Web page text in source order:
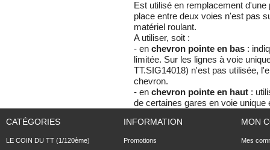
Est utilisé en remplacement
place entre deux voies n'est pas
matériel roulant.
A utiliser, soit :
- en chevron pointe en bas :
limitée. Sur les lignes à voie
TT.SIG14018) n'est pas utilisée,
chevron.
- en chevron pointe en haut :
de certaines gares en voie
CATÉGORIES
LE COIN DU TT (1/120ème)
INFORMATION
Promotions
MON
Mes